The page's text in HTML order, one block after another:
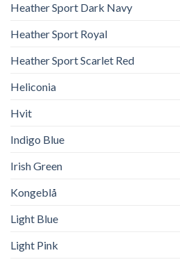
Heather Sport Dark Navy
Heather Sport Royal
Heather Sport Scarlet Red
Heliconia
Hvit
Indigo Blue
Irish Green
Kongeblå
Light Blue
Light Pink